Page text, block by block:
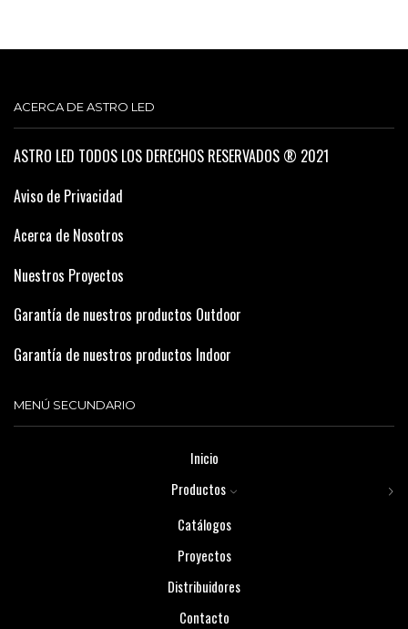
ACERCA DE ASTRO LED
ASTRO LED TODOS LOS DERECHOS RESERVADOS ® 2021
Aviso de Privacidad
Acerca de Nosotros
Nuestros Proyectos
Garantía de nuestros productos Outdoor
Garantía de nuestros productos Indoor
MENÚ SECUNDARIO
Inicio
Productos
Catálogos
Proyectos
Distribuidores
Contacto